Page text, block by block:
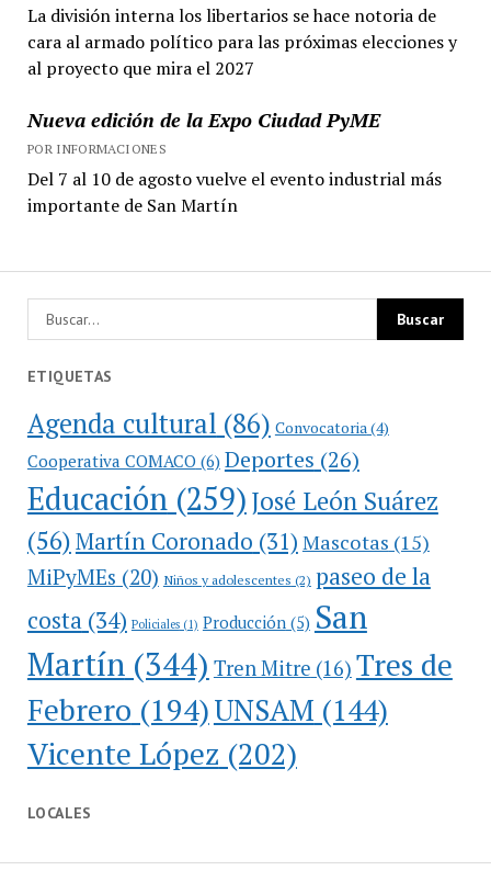
La división interna los libertarios se hace notoria de
cara al armado político para las próximas elecciones y
al proyecto que mira el 2027
Nueva edición de la Expo Ciudad PyME
POR INFORMACIONES
Del 7 al 10 de agosto vuelve el evento industrial más
importante de San Martín
ETIQUETAS
Agenda cultural (86) Convocatoria (4)
Cooperativa COMACO(6) Deportes (26)
Educación(259)José León Suárez
(56)Martín Coronado (31) Mascotas (15)
MiPyMEs (20) Niños y adolescentes (2) paseo de la
costa(34) Policiales(1) Producción(5) San
Martín(344) Tren Mitre (16) Tres de
Febrero (194)UNSAM (144)
Vicente López (202)
LOCALES